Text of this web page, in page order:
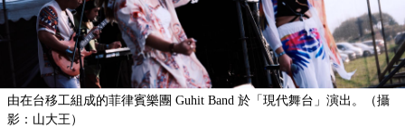
由在台移工組成的菲律賓樂團 Guhit Band 於「現代舞台」演出。（攝
影：山大王）